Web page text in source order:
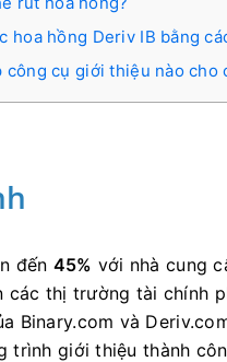
hoa hồng Deriv IB bằng
công cụ giới thiệu nào
đến 45% với nhà cung
thị trường tài chính
Binary.com và
trình giới thiệu thành